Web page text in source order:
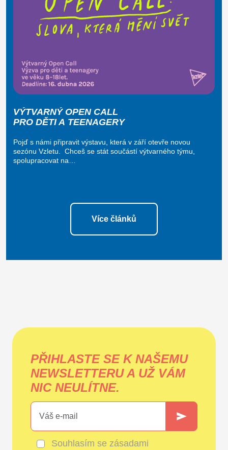
VÝTVARNÝ OPEN CALL
PRO DĚTI A TEENAGERY
Pojď s námi připravit výstavu, která v září otevře novou
sezónu Vzletu. Chceš se stát součástí výtvarného týmu,
spolupracovat na…
Více článků
PŘIHLASTE SE K NAŠEMU
NEWSLETTERU A UŽ VÁM
NIC NEULÍTNE.
Souhlasím se zásadami